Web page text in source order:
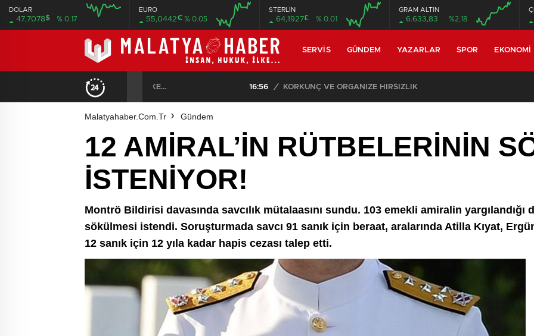
DOLAR
47,7078$ % 0.17
08:00
EURO
55,0442€ % 0.05
08:00
STERLİN
64,1927£ % 0.01
GRAM ALTIN
6.633,83 %2,18
SERVIS GÜNDEM YAZARLAR SPOR EKONOMI
16:56 KORKUNÇ VE ORGANİZE HIRSIZLIK
Malatyahaber.com.tr Gündem
12 AMİRAL’İN RÜTBELERİNİN
İSTENİYOR!
Montrö Bildirisi davasında savcılık mütalaasını sundu. 103 emekli amiralin
sökülmesi istendi. Soruşturmada savcı 91 sanık için beraat, aralarında Atilla Kıyat,
12 sanık için 12 yıla kadar hapis cezası talep etti.